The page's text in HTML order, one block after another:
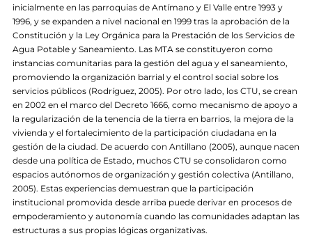
inicialmente en las parroquias de Antímano y El Valle entre 1993 y
1996, y se expanden a nivel nacional en 1999 tras la aprobación de la
Constitución y la Ley Orgánica para la Prestación de los Servicios de
Agua Potable y Saneamiento. Las MTA se constituyeron como
instancias comunitarias para la gestión del agua y el saneamiento,
promoviendo la organización barrial y el control social sobre los
servicios públicos (Rodríguez, 2005). Por otro lado, los CTU, se crean
en 2002 en el marco del Decreto 1666, como mecanismo de apoyo a
la regularización de la tenencia de la tierra en barrios, la mejora de la
vivienda y el fortalecimiento de la participación ciudadana en la
gestión de la ciudad. De acuerdo con Antillano (2005), aunque nacen
desde una política de Estado, muchos CTU se consolidaron como
espacios autónomos de organización y gestión colectiva (Antillano,
2005). Estas experiencias demuestran que la participación
institucional promovida desde arriba puede derivar en procesos de
empoderamiento y autonomía cuando las comunidades adaptan las
estructuras a sus propias lógicas organizativas.